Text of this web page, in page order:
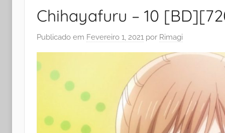
Chihayafuru – 10
Publicado em Fevereiro 1, 2021 por Rimagi